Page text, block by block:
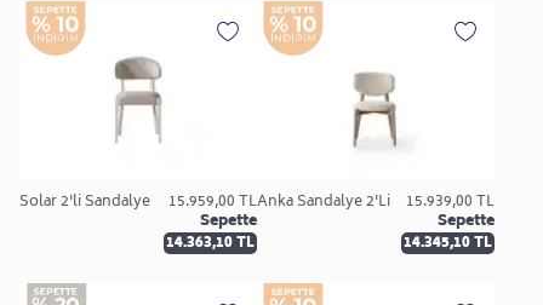
Solar 2'li Sandalye 15.959,00 TL
Sepette
14.363,10 TL
Anka Sandalye 2'Li 15.939,00 TL
Sepette
14.345,10 TL